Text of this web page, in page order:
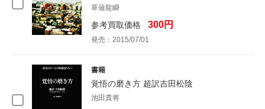
草薙龍瞬
参考買取価格 300円
発売：2015/07/01
書籍
覚悟の磨き方 超訳吉田松陰
池田貴将